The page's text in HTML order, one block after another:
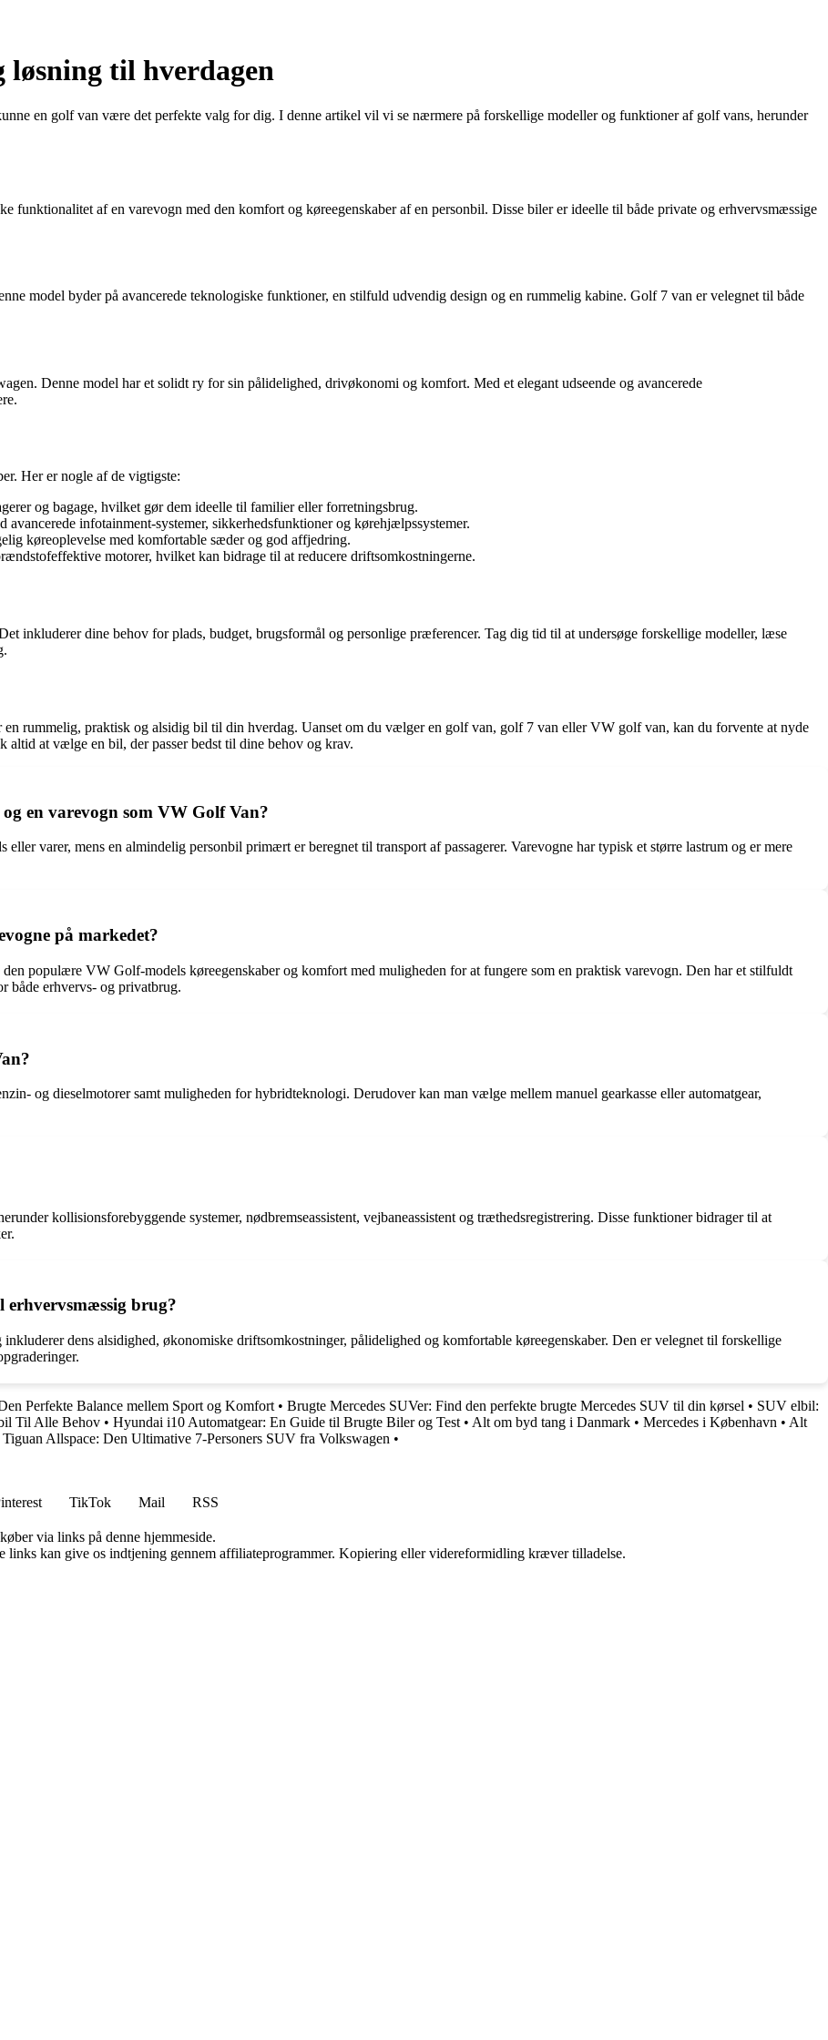
til hverdagen
en golf van være det perfekte valg for dig. I denne artikel vil vi se nærmere på forskellige modeller og funktioner af golf vans, herunder
funktionalitet af en varevogn med den komfort og køreegenskaber af en personbil. Disse biler er ideelle til både private og erhvervsmæssige
model byder på avancerede teknologiske funktioner, en stilfuld udvendig design og en rummelig kabine. Golf 7 van er velegnet til både
Denne model har et solidt ry for sin pålidelighed, drivøkonomi og komfort. Med et elegant udseende og avancerede
Her er nogle af de vigtigste:
og bagage, hvilket gør dem ideelle til familier eller forretningsbrug.
avancerede infotainment-systemer, sikkerhedsfunktioner og kørehjælpssystemer.
køreoplevelse med komfortable sæder og god affjedring.
motorer, hvilket kan bidrage til at reducere driftsomkostningerne.
inkluderer dine behov for plads, budget, brugsformål og personlige præferencer. Tag dig tid til at undersøge forskellige modeller, læse
rummelig, praktisk og alsidig bil til din hverdag. Uanset om du vælger en golf van, golf 7 van eller VW golf van, kan du forvente at nyde
at vælge en bil, der passer bedst til dine behov og krav.
en varevogn som VW Golf Van?
varer, mens en almindelig personbil primært er beregnet til transport af passagerer. Varevogne har typisk et større lastrum og er mere
på markedet?
populære VW Golf-models køreegenskaber og komfort med muligheden for at fungere som en praktisk varevogn. Den har et stilfuldt
både erhvervs- og privatbrug.
og dieselmotorer samt muligheden for hybridteknologi. Derudover kan man vælge mellem manuel gearkasse eller automatgear,
kollisionsforebyggende systemer, nødbremseassistent, vejbaneassistent og træthedsregistrering. Disse funktioner bidrager til at
erhvervsmæssig brug?
dens alsidighed, økonomiske driftsomkostninger, pålidelighed og komfortable køreegenskaber. Den er velegnet til forskellige
Perfekte Balance mellem Sport og Komfort • Brugte Mercedes SUVer: Find den perfekte brugte Mercedes SUV til din kørsel • SUV elbil:
Til Alle Behov • Hyundai i10 Automatgear: En Guide til Brugte Biler og Test • Alt om byd tang i Danmark • Mercedes i København • Alt
Tiguan Allspace: Den Ultimative 7-Personers SUV fra Volkswagen •
TikTok Mail
RSS
via links på denne hjemmeside.
kan give os indtjening gennem affiliateprogrammer. Kopiering eller videreformidling kræver tilladelse.